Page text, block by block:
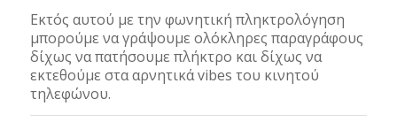
Εκτός αυτού με την φωνητική πληκτρολόγηση
μπορούμε να γράψουμε ολόκληρες παραγράφους
δίχως να πατήσουμε πλήκτρο και δίχως να
εκτεθούμε στα αρνητικά vibes του κινητού
τηλεφώνου.